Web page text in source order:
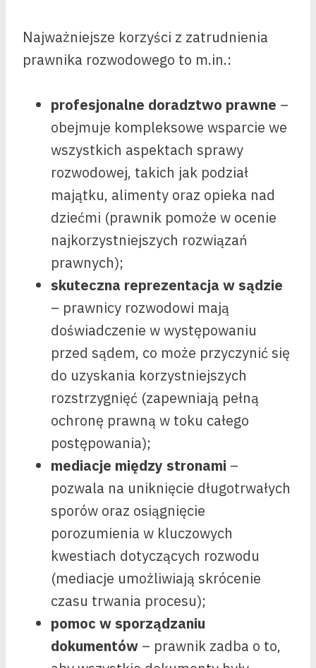
Najważniejsze korzyści z zatrudnienia
prawnika rozwodowego to m.in.:
profesjonalne doradztwo prawne –
obejmuje kompleksowe wsparcie we
wszystkich aspektach sprawy
rozwodowej, takich jak podział
majątku, alimenty oraz opieka nad
dziećmi (prawnik pomoże w ocenie
najkorzystniejszych rozwiązań
prawnych);
skuteczna reprezentacja w sądzie
– prawnicy rozwodowi mają
doświadczenie w występowaniu
przed sądem, co może przyczynić się
do uzyskania korzystniejszych
rozstrzygnięć (zapewniają pełną
ochronę prawną w toku całego
postępowania);
mediacje między stronami –
pozwala na uniknięcie długotrwałych
sporów oraz osiągnięcie
porozumienia w kluczowych
kwestiach dotyczących rozwodu
(mediacje umożliwiają skrócenie
czasu trwania procesu);
pomoc w sporządzaniu
dokumentów – prawnik zadba o to,